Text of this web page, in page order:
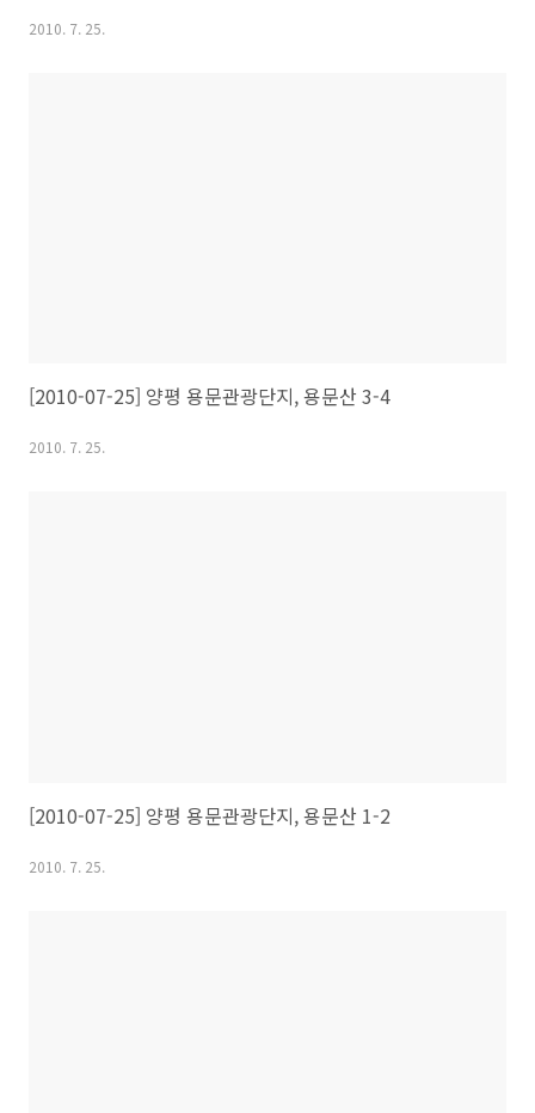
2010. 7. 25.
[2010-07-25] 양평 용문관광단지, 용문산 3-4
2010. 7. 25.
[2010-07-25] 양평 용문관광단지, 용문산 1-2
2010. 7. 25.